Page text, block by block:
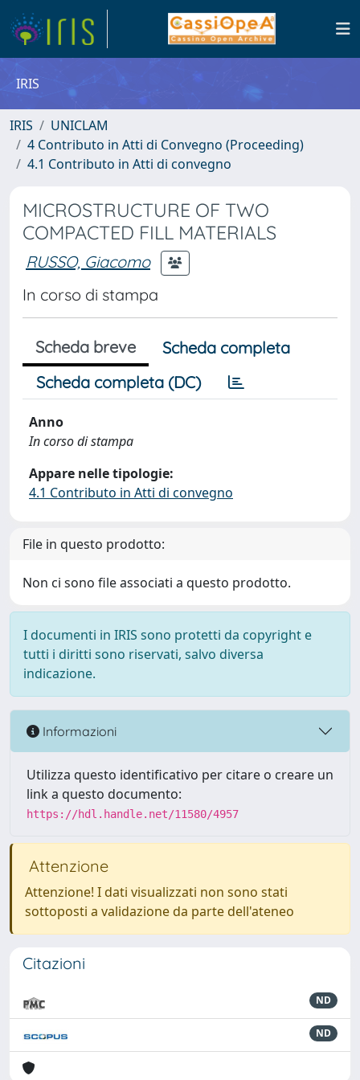
IRIS
IRIS
UNICLAM
4 Contributo in Atti di Convegno (Proceeding)
4.1 Contributo in Atti di convegno
MICROSTRUCTURE OF TWO
COMPACTED FILL MATERIALS
RUSSO, Giacomo
In corso di stampa
Scheda breve
Scheda completa
Scheda completa (DC)
Anno
In corso di stampa
Appare nelle tipologie:
4.1 Contributo in Atti di convegno
File in questo prodotto:
Non ci sono file associati a questo prodotto.
I documenti in IRIS sono protetti da copyright e
tutti i diritti sono riservati, salvo diversa
indicazione.
Informazioni
Utilizza questo identificativo per citare o creare un
link a questo documento:
https://hdl.handle.net/11580/4957
Attenzione
Attenzione! I dati visualizzati non sono stati
sottoposti a validazione da parte dell'ateneo
Citazioni
ND
ND